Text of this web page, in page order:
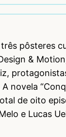
pôsteres
&
novela
de oito
e Lucas